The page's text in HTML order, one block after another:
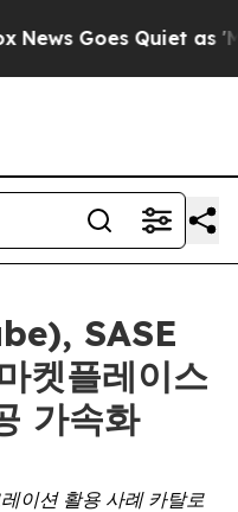
Goes Quiet as
SASE
켓플레이스
가속화
이션 활용 사례 카탈로